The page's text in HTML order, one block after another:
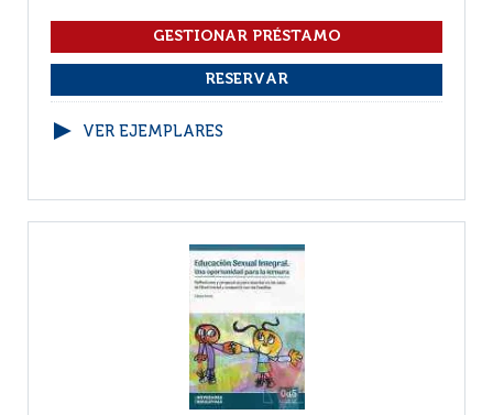
VER EJEMPLARES